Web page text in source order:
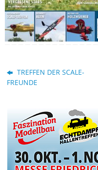
TREFFEN DER SCALE-
FREUNDE